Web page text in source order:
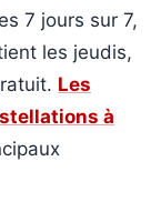
7 jours sur 7,
les jeudis,
Les
à